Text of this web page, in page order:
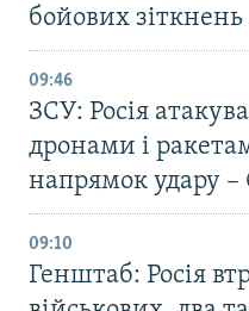
бойових
09:46
ЗСУ: Росія
дронами і
напрямок удару
09:10
Генштаб: Росія